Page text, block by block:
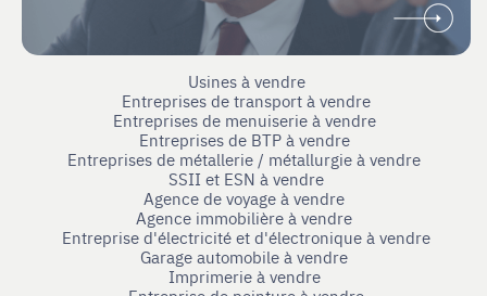
Usines à vendre
Entreprises de transport à vendre
Entreprises de menuiserie à vendre
Entreprises de BTP à vendre
Entreprises de métallerie / métallurgie à vendre
SSII et ESN à vendre
Agence de voyage à vendre
Agence immobilière à vendre
Entreprise d'électricité et d'électronique à vendre
Garage automobile à vendre
Imprimerie à vendre